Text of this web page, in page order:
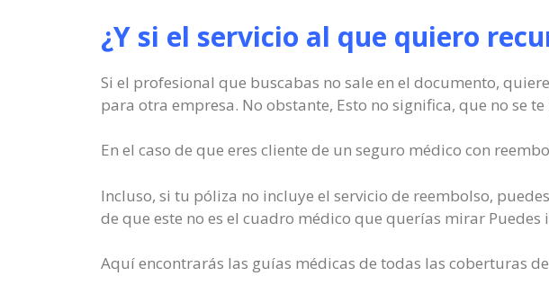
¿Y si el servicio al que quiero
Si el profesional que buscabas no sale en el documento,
para otra empresa. No obstante, Esto no significa, que no se
En el caso de que eres cliente de un seguro médico con
Incluso, si tu póliza no incluye el servicio de reembolso,
de que este no es el cuadro médico que querías mirar
Aquí encontrarás las guías médicas de todas las coberturas